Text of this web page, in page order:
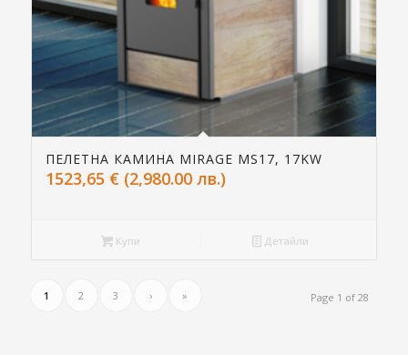
ПЕЛЕТНА КАМИНА MIRAGE MS17, 17KW
1523,65 € (2,980.00 лв.)
Купи Детайли
Page 1 of 28
1 2 3 › »